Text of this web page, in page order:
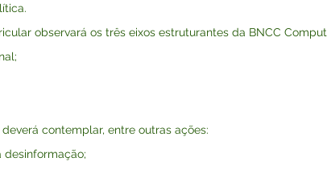
observará os três eixos estruturantes da BNCC
contemplar, entre outras ações:
desinformação;